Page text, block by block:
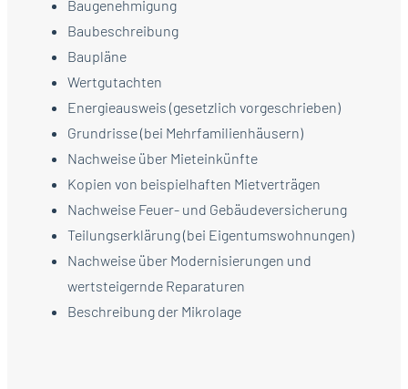
Baugenehmigung
Baubeschreibung
Baupläne
Wertgutachten
Energieausweis (gesetzlich vorgeschrieben)
Grundrisse (bei Mehrfamilienhäusern)
Nachweise über Mieteinkünfte
Kopien von beispielhaften Mietverträgen
Nachweise Feuer- und Gebäudeversicherung
Teilungserklärung (bei Eigentumswohnungen)
Nachweise über Modernisierungen und
wertsteigernde Reparaturen
Beschreibung der Mikrolage